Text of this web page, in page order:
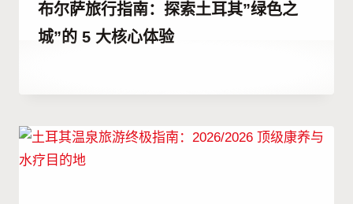
布尔萨旅行指南：探索土耳其”绿色之
城”的 5 大核心体验